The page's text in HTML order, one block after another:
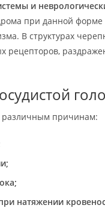
и
при данной
В структурах
рецепторов,
различным причинам:
натяжении